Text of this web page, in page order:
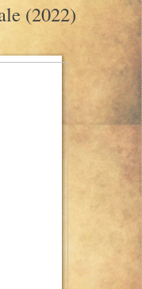
(2022)